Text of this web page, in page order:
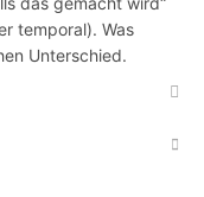
temporal). Was
Unterschied.